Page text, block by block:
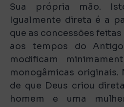
Sua própria mão.
Igualmente direta é a
que as concessões
aos tempos do
modificam
monogâmicas
de que Deus criou
homem e uma